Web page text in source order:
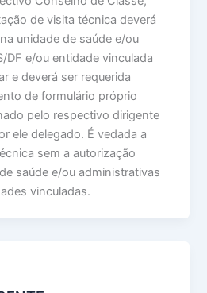
de visita técnica deverá
unidade de saúde e/ou
DF e/ou entidade vinculada
e deverá ser requerida
de formulário próprio
pelo respectivo dirigente
ele delegado. É vedada a
sem a autorização
saúde e/ou administrativas
vinculadas.